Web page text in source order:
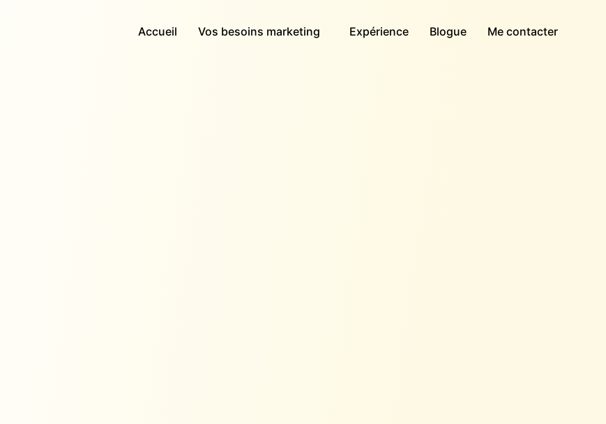
Accueil Vos besoins marketing Expérience Blogue Me contacter